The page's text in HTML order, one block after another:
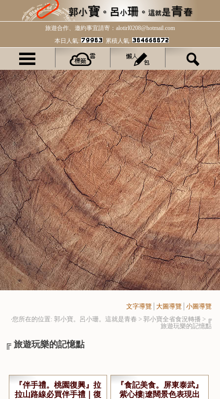
旅遊合作、邀約事宜請寄：alotirl0208@hotmail.com
本日人氣:
累積人氣:
文字導覽│ 大圖導覽│ 小圖導覽
‧您所在的位置: 郭小寶。呂小珊。這就是青春 > 郭小寶全省食況轉播 > ╔
旅遊玩樂的記憶點
╔ 旅遊玩樂的記憶點
『伴手禮。桃園復興』拉
拉山路線必買伴手禮｜復
『食記美食。屏東泰武』
紫心樓|遼闊景色表現出